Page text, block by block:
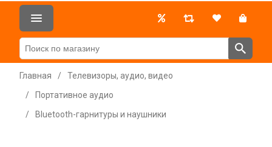
Главная /
Телевизоры, аудио, видео
/
Портативное аудио
/
Bluetooth-гарнитуры и наушники